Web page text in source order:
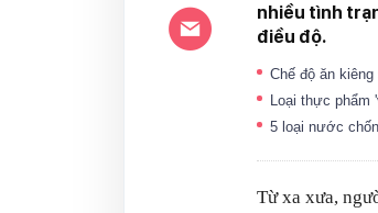
nhiều tình
điều độ.
Chế độ ăn
Loại thực phẩm
5 loại nước
Từ xa xưa,